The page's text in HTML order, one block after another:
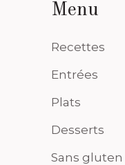
Menu
Recettes
Entrées
Plats
Desserts
Sans gluten